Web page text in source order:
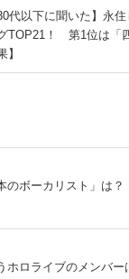
代以下に聞いた】永
TOP21！ 第1位は「
】
のボーカリスト」は？
ホロライブのメンバー